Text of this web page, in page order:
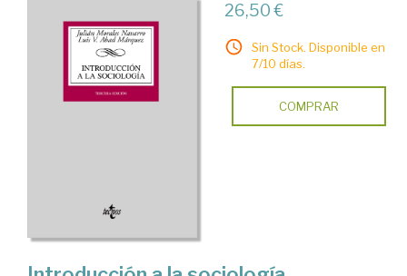
26,50 €
Sin Stock. Disponible en
7/10 días.
COMPRAR